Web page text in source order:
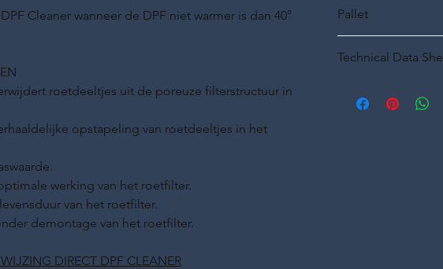
Cleaner wanneer de DPF niet warmer is dan 40°
roetdeeltjes uit de poreuze filterstructuur in
opstapeling van roetdeeltjes in het
werking van het roetfilter.
van het roetfilter.
demontage van het roetfilter.
DIRECT DPF CLEANER
Pallet
Technical Data